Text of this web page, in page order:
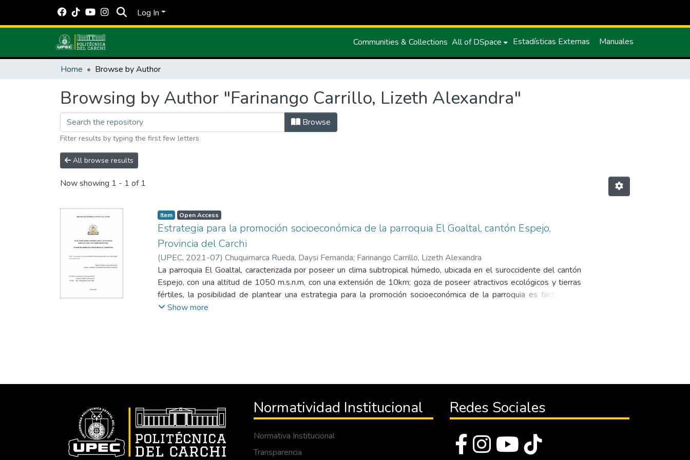
Log In
Communities & Collections All of DSpace Estadísticas Externas Manuales
Home Browse by Author
Browsing by Author "Farinango Carrillo, Lizeth Alexandra"
Browse
Filter results by typing the first few letters
All browse results
Now showing 1 - 1 of 1
Item Open Access
Estrategia para la promoción socioeconómica de la parroquia El Goaltal, cantón Espejo,
Provincia del Carchi
(UPEC, 2021-07) Chuquimarca Rueda, Daysi Fernanda; Farinango Carrillo, Lizeth Alexandra
La parroquia El Goaltal, caracterizada por poseer un clima subtropical húmedo, ubicada en el suroccidente del cantón
Espejo, con una altitud de 1050 m.s.n.m, con una extensión de 10km; goza de poseer atractivos ecológicos y tierras
fértiles, la posibilidad de plantear una estrategia para la promoción socioeconómica de la parroquia es factible. La
presente investigación basada en demostrar la realidad socioeconómica que atraviesan día a día los pobladores de la
como mecanismo para incentivar la producción agrícola, generando capacidades de competencia suficientes en los
productores locales, permitiendo un reconocimiento de la parroquia a nivel económico dentro del país.
Show more
Normatividad Institucional
Normativa Institucional
Transparencia
Redes Sociales